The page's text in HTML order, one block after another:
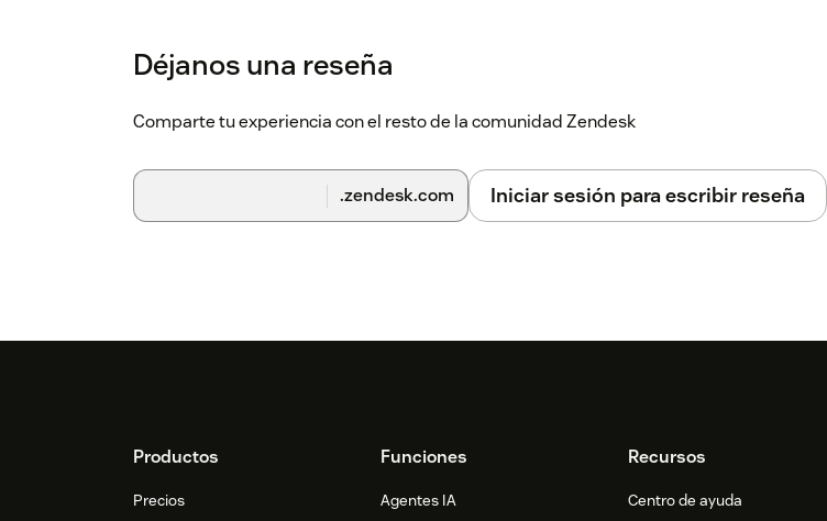
Déjanos una reseña
Comparte tu experiencia con el resto de la comunidad Zendesk
.zendesk.com Iniciar sesión para escribir reseña
FooterProductos
Precios
Funciones
Agentes IA
Recursos
Centro de ayuda